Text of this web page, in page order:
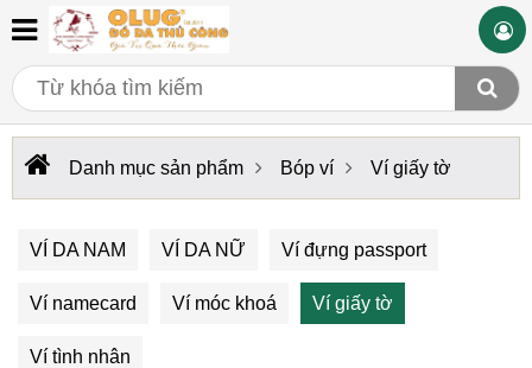
Danh mục sản phẩm Bóp ví Ví giấy tờ
VÍ DA NAM VÍ DA NỮ Ví đựng passport
Ví namecard Ví móc khoá Ví giấy tờ
Ví tình nhân